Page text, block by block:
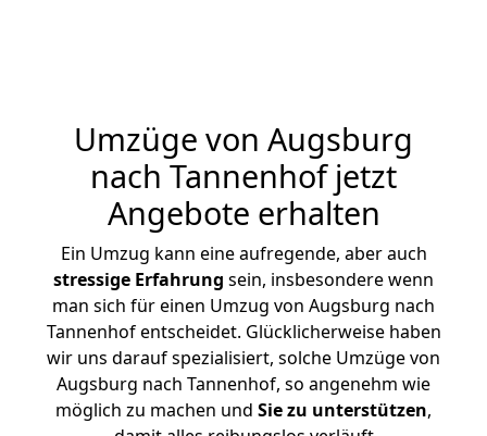
Umzüge von Augsburg
nach Tannenhof jetzt
Angebote erhalten
Ein Umzug kann eine aufregende, aber auch
stressige Erfahrung sein, insbesondere wenn
man sich für einen Umzug von Augsburg nach
Tannenhof entscheidet. Glücklicherweise haben
wir uns darauf spezialisiert, solche Umzüge von
Augsburg nach Tannenhof, so angenehm wie
möglich zu machen und Sie zu unterstützen,